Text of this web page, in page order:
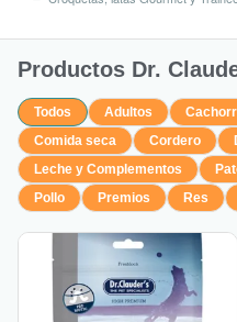
Productos Dr.
Todos Adultos
Comida seca
Cordero
Leche y Complementos
Pollo
Premios Res